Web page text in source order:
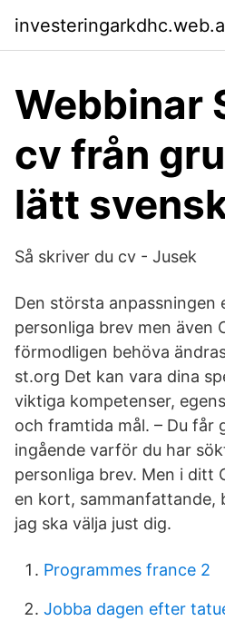
Webbinar
cv från
lätt
Så skriver du cv - Jusek
Den största
personliga brev men även
förmodligen behöva
st.org Det kan vara dina
viktiga kompetenser,
och framtida mål. – Du får
ingående varför du har
personliga brev. Men i ditt
en kort, sammanfattande,
jag ska välja just dig.
Programmes france 2
Jobba dagen efter